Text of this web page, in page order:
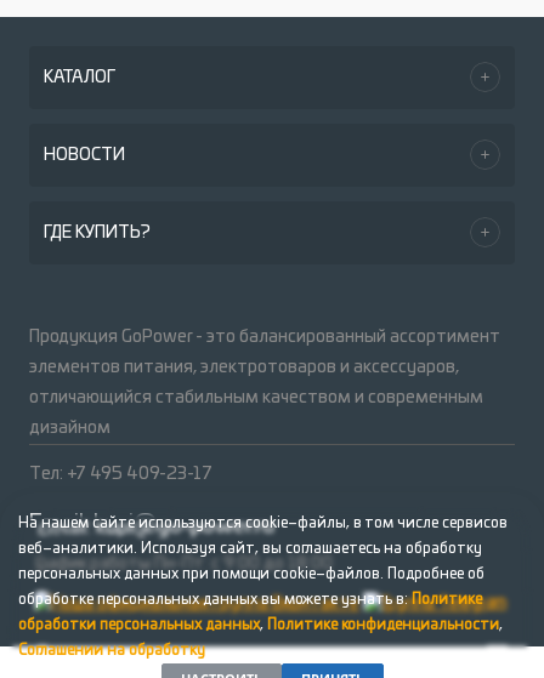
КАТАЛОГ
НОВОСТИ
ГДЕ КУПИТЬ?
Продукция GoPower - это балансированный ассортимент
элементов питания, электротоваров и аксессуаров,
отличающийся стабильным качеством и современным
дизайном
Тел: +7 495 409-23-17
Email:kupi@go-power.ru
График работы Пн-Пт: с 9:00 до 18:00
На нашем сайте используются cookie–файлы, в том числе сервисов
веб–аналитики. Используя сайт, вы соглашаетесь на обработку
персональных данных при помощи cookie–файлов. Подробнее об
обработке персональных данных вы можете узнать в:Политике
обработки персональных данных, Политике конфиденциальности,
Соглашении на обработку